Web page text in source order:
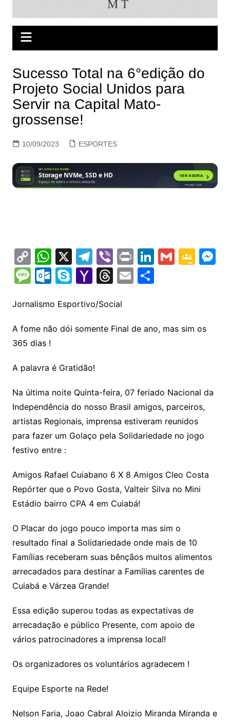
Sucesso Total na 6°edição do
Projeto Social Unidos para
Servir na Capital Mato-
grossense!
10/09/2023 ESPORTES
C
o
p
y
Li
n
W
h
at
s
A
p
X T
el
e
gr
a
m
Vi
b
er
Pr
in
t
Li
n
k
dI
n
G G
e
Cl
sr
o
o
m
M
M
s
s
a
e
O
lo
o
o
m
S
y
p
Y
h
o
ai
l
T
e
a
E
l
S
e
Jornalismo Esportivo/Social
A fome não dói somente Final de ano, mas sim os
365 dias !
A palavra é Gratidão!
Na última noite Quinta-feira, 07 feriado Nacional da
Independência do nosso Brasil amigos, parceiros,
artistas Regionais, imprensa estiveram reunidos
para fazer um Golaço pela Solidariedade no jogo
festivo entre :
Amigos Rafael Cuiabano 6 X 8 Amigos Cleo Costa
Repórter que o Povo Gosta, Valteir Silva no Mini
Estádio bairro CPA 4 em Cuiabá!
O Placar do jogo pouco importa mas sim o
resultado final a Solidariedade onde mais de 10
Famílias receberam suas bênçãos muitos alimentos
arrecadados para destinar a Famílias carentes de
Cuiabá e Várzea Grande!
Essa edição superou todas as expectativas de
arrecadação e público Presente, com apoio de
vários patrocinadores a imprensa local!
Os organizadores os voluntários agradecem !
Equipe Esporte na Rede!
Nelson Faria, Joao Cabral Aloizio Miranda Miranda e